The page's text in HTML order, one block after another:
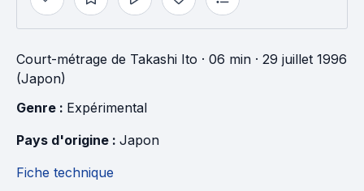
Court-métrage de Takashi Ito · 06 min · 29 juillet 1996
(Japon)
Genre : Expérimental
Pays d'origine : Japon
Fiche technique